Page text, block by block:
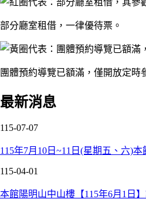
部分廳室租借，一律優待票。
團體預約導覽已額滿，僅開放定時
最新消息
115-07-07
115年7月10日~11日(星期五、六)本
115-04-01
本館陽明山中山樓【115年6月1日